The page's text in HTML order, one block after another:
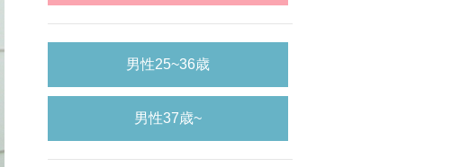
男性25~36歳
男性37歳~